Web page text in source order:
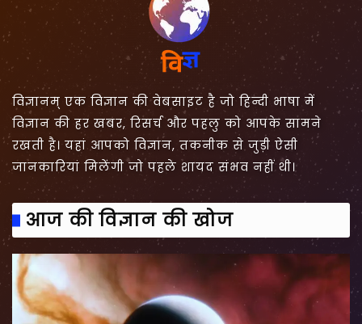
विज्ञानम् एक विज्ञान की वेबसाइट है जो हिन्दी भाषा में
विज्ञान की हर खबर, रिसर्च और पहलु को आपके सामने
रखती है। यहां आपको विज्ञान, तकनीक से जुड़ी ऐसी
जानकारियां मिलेंगी जो पहले शायद संभव नहीं थी।
आज की विज्ञान की खोज